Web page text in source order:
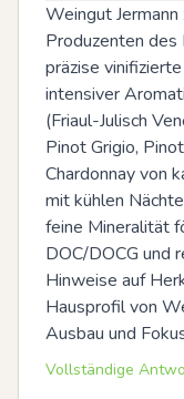
Weingut
Produzenten des
präzise
intensiver
(Friaul-Julisch
Pinot Grigio,
Chardonnay von
mit kühlen
feine Mineralität
DOC/DOCG und
Hinweise auf
Hausprofil von
Ausbau und
Vollständige